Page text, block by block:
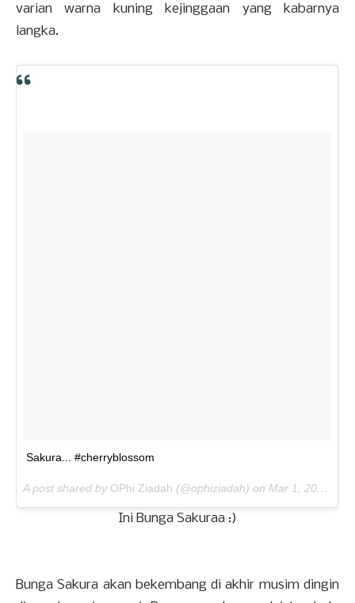
varian warna kuning kejinggaan yang kabarnya
langka.
Sakura... #cherryblossom
A post shared by OPhi Ziadah (@ophiziadah) on Mar 1, 2018 at 4:40am PST
Ini Bunga Sakuraa :)
Bunga Sakura akan bekembang di akhir musim dingin